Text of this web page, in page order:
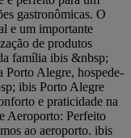
gastronômicas. O
e um importante
de produtos
família ibis &nbsp;
Porto Alegre, hospede-
ibis Porto Alegre
e praticidade na
Aeroporto: Perfeito
ao aeroporto. ibis